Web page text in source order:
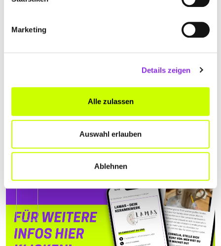
Marketing
Details zeigen
Alle zulassen
Auswahl erlauben
Ablehnen